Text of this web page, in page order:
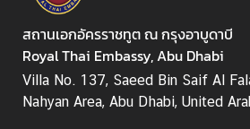
ก
า
ร
เ
ลื
สถานเอกอัครราชทูต ณ กรุงอาบูดาบี
Royal Thai Embassy, Abu Dhabi
Villa No. 137, Saeed Bin Saif Al
Nahyan Area, Abu Dhabi, United